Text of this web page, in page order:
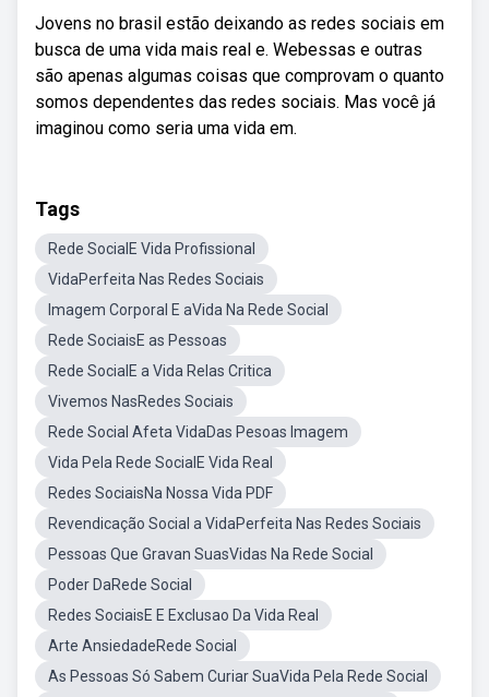
Jovens no brasil estão deixando as redes sociais em
busca de uma vida mais real e. Webessas e outras
são apenas algumas coisas que comprovam o quanto
somos dependentes das redes sociais. Mas você já
imaginou como seria uma vida em.
Tags
Rede SocialE Vida Profissional
VidaPerfeita Nas Redes Sociais
Imagem Corporal E aVida Na Rede Social
Rede SociaisE as Pessoas
Rede SocialE a Vida Relas Critica
Vivemos NasRedes Sociais
Rede Social Afeta VidaDas Pesoas Imagem
Vida Pela Rede SocialE Vida Real
Redes SociaisNa Nossa Vida PDF
Revendicação Social a VidaPerfeita Nas Redes Sociais
Pessoas Que Gravan SuasVidas Na Rede Social
Poder DaRede Social
Redes SociaisE E Exclusao Da Vida Real
Arte AnsiedadeRede Social
As Pessoas Só Sabem Curiar SuaVida Pela Rede Social